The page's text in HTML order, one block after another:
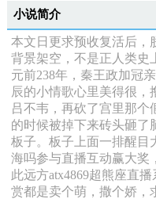
小说简介
本文日更求预收复活后，
背景架空，不是正人类史
元前238年，秦王政加冠
辰的小情歌心里美得很，
吕不韦，再砍了宫里那个
的时候被掉下来砖头砸了
板子。板子上面一排醒目
海吗参与直播互动赢大奖
此远方atx4869超熊座直
赏都是卖个萌，撒个娇，